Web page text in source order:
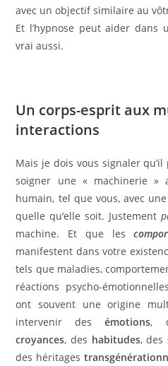
avec un objectif similaire au
Et l’hypnose peut aider dans
vrai aussi.
Un corps-esprit aux
interactions
Mais je dois vous signaler
soigner une « machinerie »
humain, tel que vous, avec
quelle qu’elle soit. Justement
machine. Et que les
manifestent dans votre
tels que maladies,
réactions psycho-
ont souvent une origine
intervenir desémotions,
croyances, des habitudes, des
des héritages